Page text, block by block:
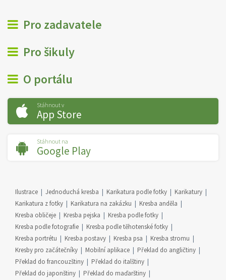
Pro zadavatele
Pro šikuly
O portálu
Stáhnout v
App Store
Stáhnout na
Google Play
Ilustrace Jednoduchá kresba Karikatura podle fotky
Karikatury
Karikatura z fotky
Karikatura na zakázku
Kresba anděla
Kresba obličeje
Kresba pejska
Kresba podle fotky
Kresba podle fotografie
Kresba podle těhotenské fotky
Kresba portrétu
Kresba postavy Kresba psa
Kresba stromu
Kresby pro začátečníky
Mobilní aplikace
Překlad do angličtiny
Překlad do francouzštiny
Překlad do italštiny
Překlad do japonštiny
Překlad do maďarštiny